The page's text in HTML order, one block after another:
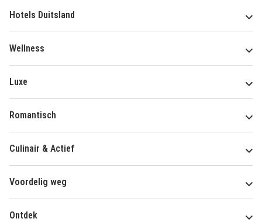
Hotels Duitsland
Wellness
Luxe
Romantisch
Culinair & Actief
Voordelig weg
Ontdek